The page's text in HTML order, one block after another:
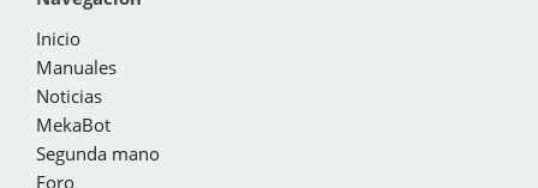
Inicio
Manuales
Noticias
MekaBot
Segunda mano
Foro